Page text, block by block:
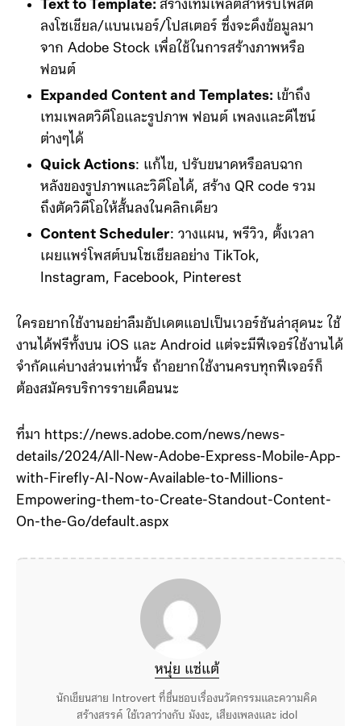
Text to Template: สร้างเทมเพลตสำหรับโพสต์
ลงโซเชียล/แบนเนอร์/โปสเตอร์ ซึ่งจะดึงข้อมูลมา
จาก Adobe Stock เพื่อใช้ในการสร้างภาพหรือ
ฟอนต์
Expanded Content and Templates: เข้าถึง
เทมเพลตวิดีโอและรูปภาพ ฟอนต์ เพลงและดีไซน์
ต่างๆได้
Quick Actions: แก้ไข, ปรับขนาดหรือลบฉาก
หลังของรูปภาพและวิดีโอได้, สร้าง QR code รวม
ถึงตัดวิดีโอให้สั้นลงในคลิกเดียว
Content Scheduler: วางแผน, พรีวิว, ตั้งเวลา
เผยแพร่โพสต์บนโซเชียลอย่าง TikTok,
Instagram, Facebook, Pinterest
ใครอยากใช้งานอย่าลืมอัปเดตแอปเป็นเวอร์ชันล่าสุดนะ ใช้
งานได้ฟรีทั้งบน iOS และ Android แต่จะมีฟีเจอร์ใช้งานได้
จำกัดแค่บางส่วนเท่านั้ร ถ้าอยากใช้งานครบทุกฟีเจอร์ก็
ต้องสมัครบริการรายเดือนนะ
ที่มา https://news.adobe.com/news/news-
details/2024/All-New-Adobe-Express-Mobile-App-
with-Firefly-AI-Now-Available-to-Millions-
Empowering-them-to-Create-Standout-Content-
On-the-Go/default.aspx
หนุ่ย แซ่แต้
นักเขียนสาย Introvert ที่ชื่นชอบเรื่องนวัตกรรมและความคิด
สร้างสรรค์ ใช้เวลาว่างกับ มังงะ, เสียงเพลงและ idol